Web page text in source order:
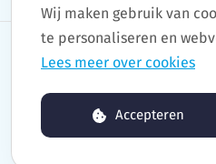
Copyright © 2026 Stad Gent. All
Persruimte by pr.co
Wij maken gebruik van
te personaliseren en
Lees meer over cookies
Accepteren